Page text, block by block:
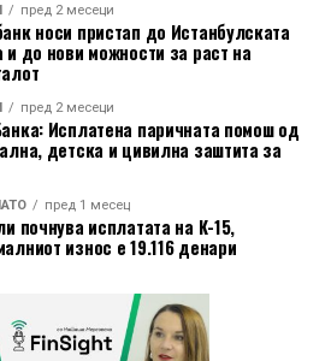
банкарство, бесплатно СМС
можност за повлекување
од сите банкомати во земјата.
World Debit е
кои бараат дополнителни
но и поедноставно секојдневно
пред 2 месеци
носи пристап до Истанбулската
и до нови можности за раст на
пред 2 месеци
Исплатена паричната помош од
детска и цивилна заштита за
пред 1 месец
почнува исплатата на К-15,
износ е 19.116 денари